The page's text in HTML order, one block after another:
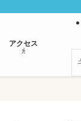
アクセス